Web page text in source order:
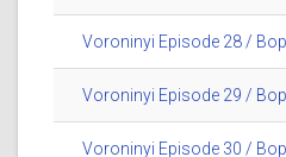
Voroninyi Episode 28 /
Voroninyi Episode 29 /
Voroninyi Episode 30 /